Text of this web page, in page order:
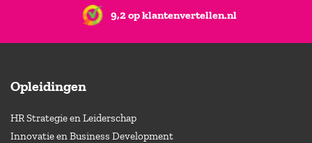
9,2 op klantenvertellen.nl
Opleidingen
HR Strategie en Leiderschap
Innovatie en Business Development